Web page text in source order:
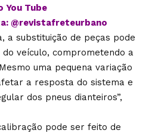
You Tube
@revistafreteurbano
a substituição de peças pode
veículo, comprometendo a
uma pequena variação
a resposta do sistema e
dos pneus dianteiros”,
pode ser feito de